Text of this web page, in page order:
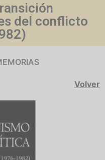
del conflicto
Volver